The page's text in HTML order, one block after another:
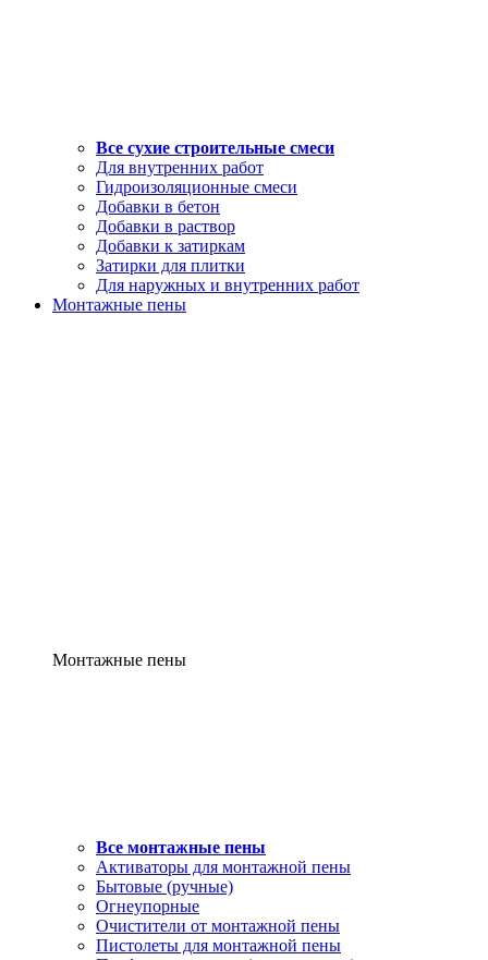
Все сухие строительные смеси
Для внутренних работ
Гидроизоляционные смеси
Добавки в бетон
Добавки в раствор
Добавки к затиркам
Затирки для плитки
Для наружных и внутренних работ
Монтажные пены
Монтажные пены
Все монтажные пены
Активаторы для монтажной пены
Бытовые (ручные)
Огнеупорные
Очистители от монтажной пены
Пистолеты для монтажной пены